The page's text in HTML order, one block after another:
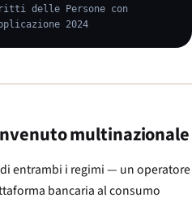
delle Persone con
2024
multinazionale
entrambi i regimi — un operatore
bancaria al consumo